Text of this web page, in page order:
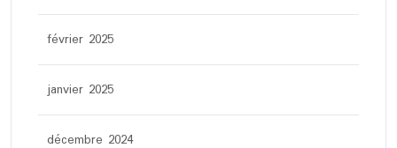
février 2025
janvier 2025
décembre 2024